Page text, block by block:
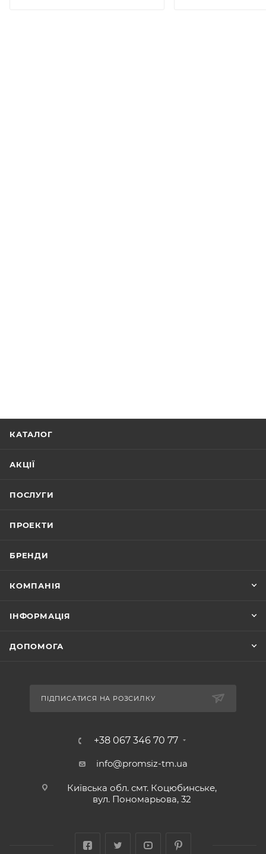
КАТАЛОГ
АКЦІЇ
ПОСЛУГИ
ПРОЕКТИ
БРЕНДИ
КОМПАНІЯ
ІНФОРМАЦІЯ
ДОПОМОГА
ПІДПИСАТИСЯ НА РОЗСИЛКУ
+38 067 346 70 77
info@promsiz-tm.ua
Київська обл. смт. Коцюбинське,
вул. Пономарьова, 32